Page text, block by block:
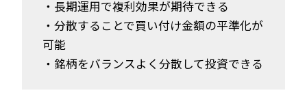
・長期運用で複利効果が期待できる
・分散することで買い付け金額の平準化が
可能
・銘柄をバランスよく分散して投資できる